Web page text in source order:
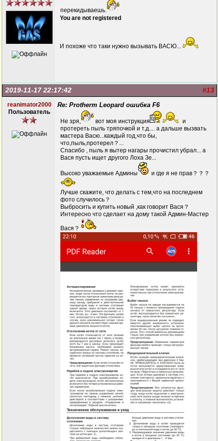
перекидываешь.
You are not registered
И похоже что таки нужно вызывать ВАСЮ...
#13
2019-11-17 22:17:42
reanimator2000
Пользователь
Re: Protherm Leopard ошибка F6
Не зря, вот моя инструкция
и
протереть пыль тряпочкой и т.д.... а дальше вызвать
мастера Васю...каждый год,что бы,
что,пыль,протерел？...
Спасибо , пыль я вытер нагары прочистил убрал... а
Вася пусть ищет другого Лоха Зе...
Высоко уважаемые Админы и где я не прав？？？
Лучше скажите, что делать с тем,что на последнем
фото случилось？
Выбросить и купить новый ,как говорит Вася？
Интересно что сделает на дому такой Админ-Мастер
Вася？